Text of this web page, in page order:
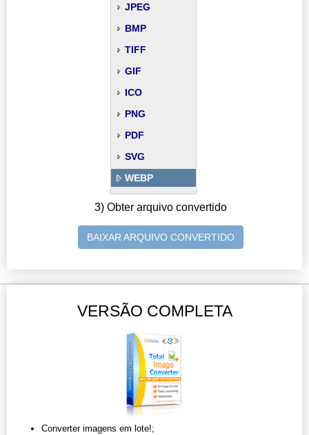
JPEG
BMP
TIFF
GIF
ICO
PNG
PDF
SVG
WEBP
3) Obter arquivo convertido
BAIXAR ARQUIVO CONVERTIDO
VERSÃO COMPLETA
Converter imagens em lote!;